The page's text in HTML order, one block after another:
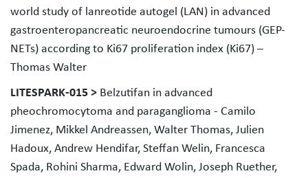
world study of lanreotide autogel (LAN) in advanced
gastroenteropancreatic neuroendocrine tumours (GEP-
NETs) according to Ki67 proliferation index (Ki67) –
Thomas Walter
LITESPARK-015 > Belzutifan in advanced
pheochromocytoma and paraganglioma - Camilo
Jimenez, Mikkel Andreassen, Walter Thomas, Julien
Hadoux, Andrew Hendifar, Steffan Welin, Francesca
Spada, Rohini Sharma, Edward Wolin, Joseph Ruether,